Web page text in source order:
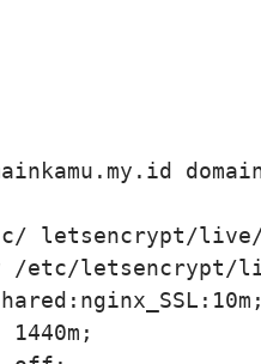
live/
letsencrypt/